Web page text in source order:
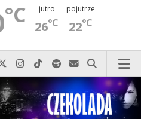
°C jutro
26°C
pojutrze
22°C
po prostu do nas zadzwoń
nas na Facebook-u
Odwiedź nas na X
Odwiedź nas na Instagram-ie
Odwiedź nas na TikTok-u
Szukaj nas na Spotify
Wyślij do nas
Szukaj